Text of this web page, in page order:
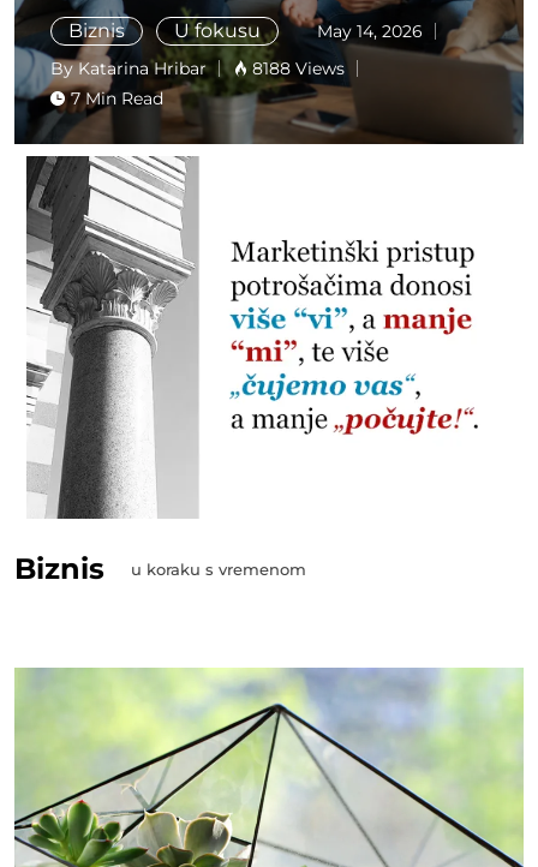
Biznis U fokusu
May 14, 2026
By Katarina Hribar
8188 Views
7 Min Read
Biznis u koraku s vremenom